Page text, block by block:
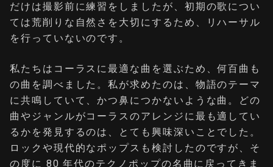
だけは撮影前に練習をしましたが、初期の歌につい
ては荒削りな自然さを大切にするため、リハーサル
を行っていないのです。
私たちはコーラスに最適な曲を選ぶため、何百曲も
の曲を調べました。私が求めたのは、物語のテーマ
に共鳴していて、かつ鼻につかないような曲。どの
曲やジャンルがコーラスのアレンジに最も適してい
るかを発見するのは、とても興味深いことでした。
ロックや現代的なポップスも検討したのですが、そ
の度に 80 年代のテクノポップの名曲に戻ってきま